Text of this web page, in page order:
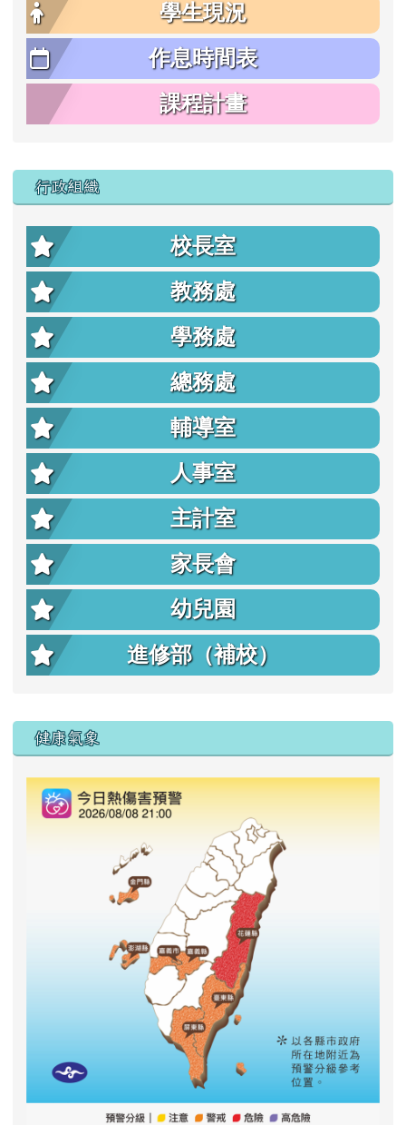
學生現況
作息時間表
課程計畫
行政組織
校長室
教務處
學務處
總務處
輔導室
人事室
主計室
家長會
幼兒園
進修部（補校）
右邊區域內容
健康氣象